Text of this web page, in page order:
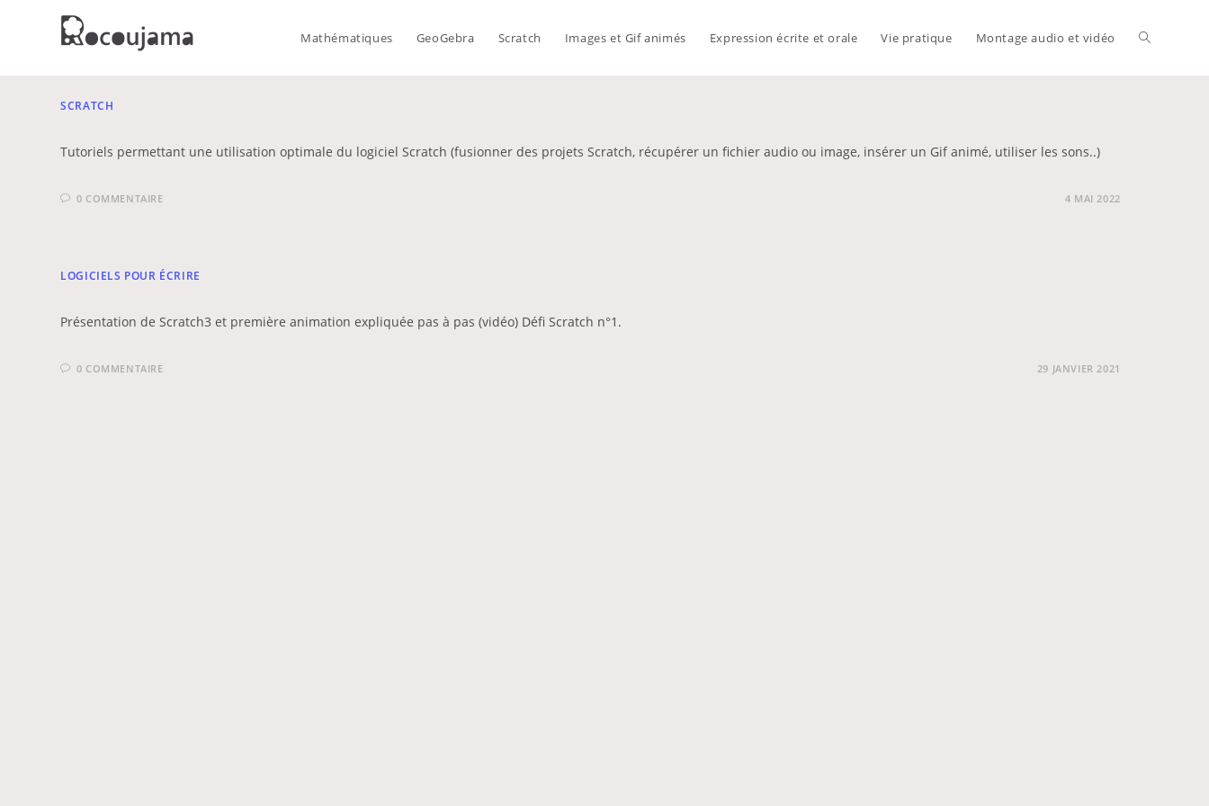
Mathématiques GeoGebra Scratch Images et Gif animés Expression écrite et orale Vie pratique Montage audio et vidéo Toggle
SCRATCH
Tutoriels permettant une utilisation optimale du logiciel Scratch (fusionner des projets Scratch, récupérer un fichier audio ou image, insérer un Gif animé, utiliser les sons..)
0 COMMENTAIRE 4 MAI 2022
LOGICIELS POUR ÉCRIRE
Présentation de Scratch3 et première animation expliquée pas à pas (vidéo) Défi Scratch n°1.
0 COMMENTAIRE 29 JANVIER 2021